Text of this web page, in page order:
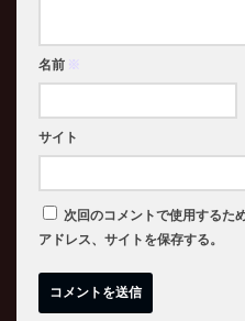
名前 ※
サイト
次回のコメントで使用するた
アドレス、サイトを保存する。